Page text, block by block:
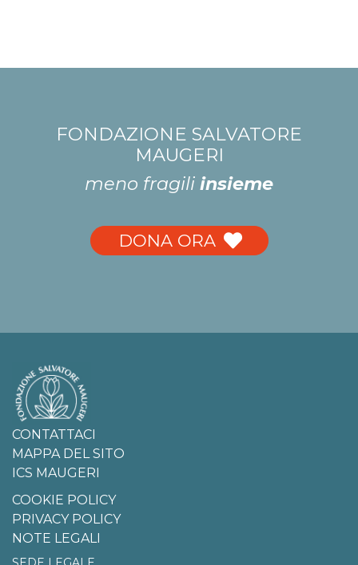
FONDAZIONE SALVATORE
MAUGERI
meno fragili insieme
DONA ORA
CONTATTACI
MAPPA DEL SITO
ICS MAUGERI
COOKIE POLICY
PRIVACY POLICY
NOTE LEGALI